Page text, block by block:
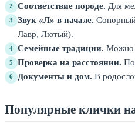
2 Соответствие породе. Для
3 Звук «Л» в начале.
Лавр, Лютый).
4 Семейные традиции. Можно
5 Проверка на расстоянии.
6 Документы и дом. В
Популярные клички